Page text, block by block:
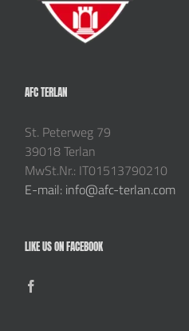
AFC TERLAN
St. Peterweg 79
39018 Terlan
MwSt.Nr.: IT01513790210
E-mail: info@afc-terlan.com
LIKE US ON FACEBOOK